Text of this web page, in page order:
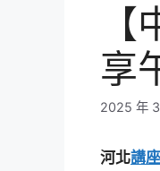
享
2025 年
河北講